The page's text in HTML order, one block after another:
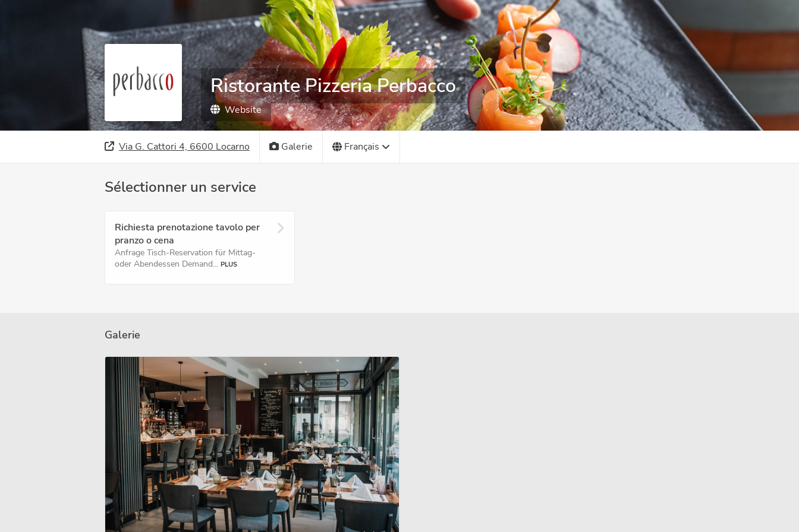
Ristorante Pizzeria Perbacco
Website
Via G. Cattori 4, 6600 Locarno Galerie Français
Sélectionner un service
Richiesta prenotazione tavolo per
pranzo o cena
Anfrage Tisch-Reservation für Mittag-
oder Abendessen Demand... PLUS
Galerie